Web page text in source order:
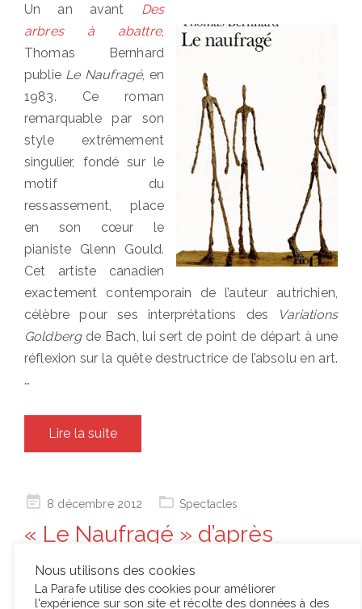
Un an avant Des
arbres à abattre,
Thomas Bernhard
publie Le Naufragé, en
1983. Ce roman
remarquable par son
style extrêmement
singulier, fondé sur le
motif du
ressassement, place
en son cœur le
pianiste Glenn Gould.
Cet artiste canadien
exactement contemporain de l’auteur autrichien,
célèbre pour ses interprétations des
Variations
Goldbergde Bach, lui sert de point de départ à une
réflexion sur la quête destructrice de l’absolu en art.
…
Lire la suite
Posted8 décembre 2012 Spectacles
« Le Naufragé » d’après
Thomas Bernhard au Théâtre
de la Bastille
Nous utilisons des cookies
La Parafe utilise des cookies pour améliorer
l'expérience sur son site et récolte des données à des